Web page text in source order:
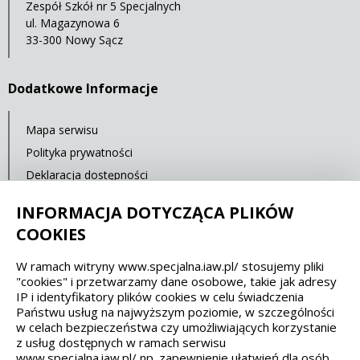
Zespół Szkół nr 5 Specjalnych
ul. Magazynowa 6
33-300 Nowy Sącz
Dodatkowe Informacje
Mapa serwisu
Polityka prywatności
Deklaracja dostępności
Cyberbezpieczeństwo
Spełniamy standardy dostępności oraz W3C
WCAG 2.1 SECTION 508 EAA/EN 301549
IS 5568
INFORMACJA DOTYCZĄCA PLIKÓW
COOKIES
W ramach witryny www.specjalna.iaw.pl/ stosujemy pliki
"cookies" i przetwarzamy dane osobowe, takie jak adresy
IP i identyfikatory plików cookies w celu świadczenia
Państwu usług na najwyższym poziomie, w szczególności
w celach bezpieczeństwa czy umożliwiających korzystanie
z usług dostępnych w ramach serwisu